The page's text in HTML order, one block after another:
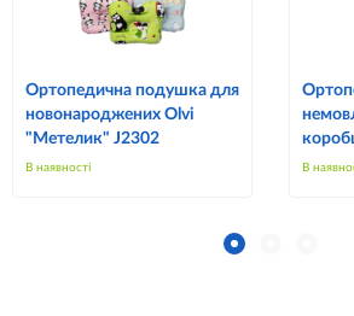
Ортопедична подушка для
новонароджених Olvi
"Метелик" J2302
В наявності В